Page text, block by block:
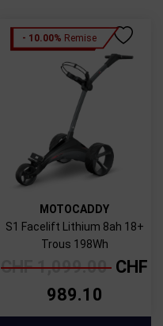
- 10.00% Remise
MOTOCADDY
S1 Facelift Lithium 8ah 18+
Trous 198Wh
CHF 1,099.00 CHF
989.10